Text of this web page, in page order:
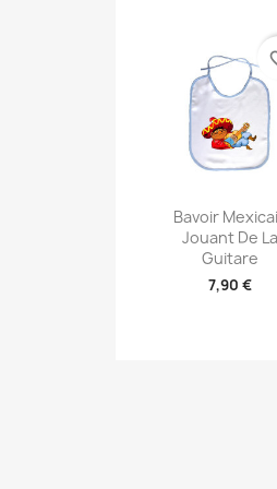
Aperçu
Bavoir
Jouant De La
Guitare
7,90 €